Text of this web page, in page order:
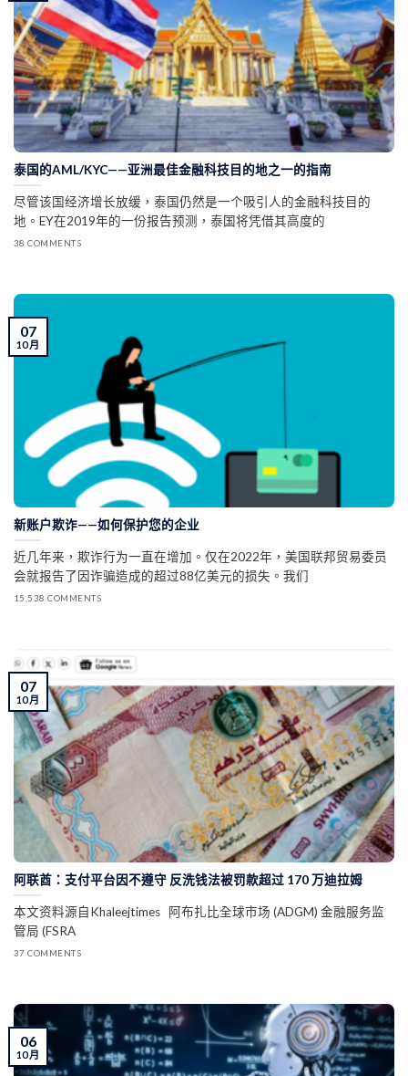
泰国的AML/KYC——亚洲最佳金融科技目的地之一的指南
尽管该国经济增长放缓，泰国仍然是一个吸引人的金融科技目的
地。EY在2019年的一份报告预测，泰国将凭借其高度的
38 COMMENTS
新账户欺诈——如何保护您的企业
近几年来，欺诈行为一直在增加。仅在2022年，美国联邦贸易委员
会就报告了因诈骗造成的超过88亿美元的损失。我们
15,538 COMMENTS
07
10 月
阿联酋：支付平台因不遵守 反洗钱法被罚款超过 170 万迪拉姆
本文资料源自Khaleejtimes 阿布扎比全球市场 (ADGM) 金融服务监
管局 (FSRA
37 COMMENTS
07
10 月
06
10 月